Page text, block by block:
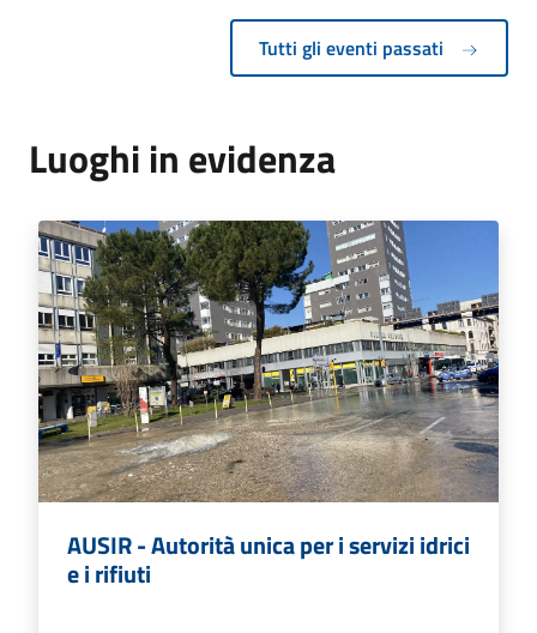
Tutti gli eventi passati
Luoghi in evidenza
AUSIR - Autorità unica per i servizi idrici
e i rifiuti